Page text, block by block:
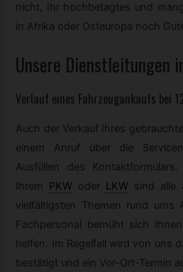
nicht, Ihr hochbetagtes und
in Afrika oder Osteuropa noch
Unsere Dienstleitungen
Verlauf eines Fahrzeugankaufs bei
Auch der Verkauf Ihres
einem Anruf über die
Ausfüllen des
Ihrem
PKW oder LKW sind alle
vielfältigsten Themen rund ums
Fachpersonal bemüht sich
helfen. Im Regelfall wird von uns
bestätigt und ein Vor-Ort-Termin